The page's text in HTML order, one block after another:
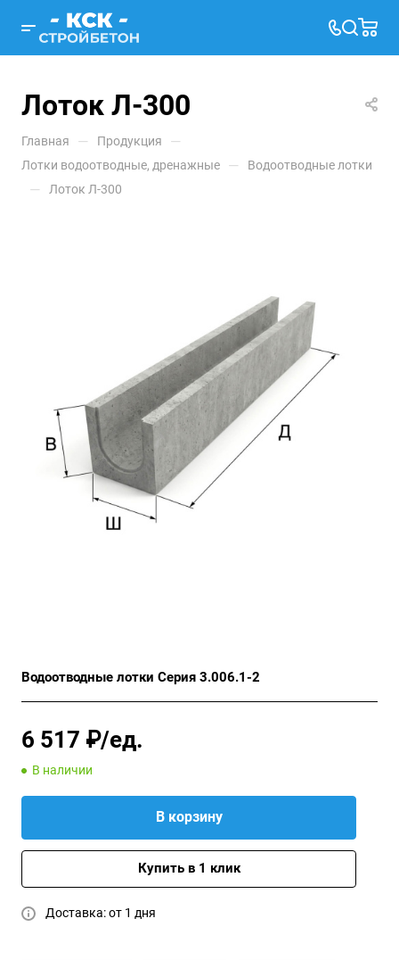
Лоток Л-300
Главная — Продукция —
Лотки водоотводные, дренажные — Водоотводные лотки
— Лоток Л-300
Водоотводные лотки Серия 3.006.1-2
6 517 ₽/ед.
В наличии
В корзину
Купить в 1 клик
Доставка: от 1 дня